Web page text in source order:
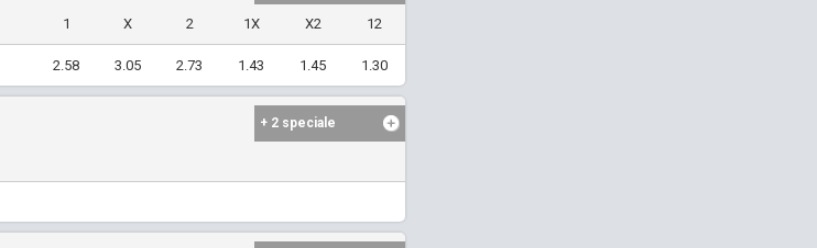
1 X 2 1X X2 12
2.58 3.05 2.73 1.43 1.45 1.30
+ 2 speciale